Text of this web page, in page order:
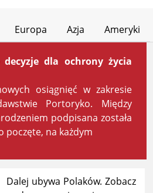
Europa Azja Ameryki
dla ochrony życia
osiągnięć w zakresie
Portoryko. Między
podpisana została
poczęte, na każdym
Dalej ubywa Polaków. Zobacz